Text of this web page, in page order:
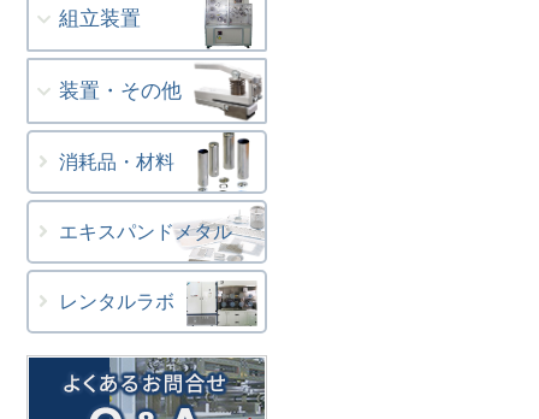
組立装置
装置・その他
消耗品・材料
エキスパンドメタル
レンタルラボ